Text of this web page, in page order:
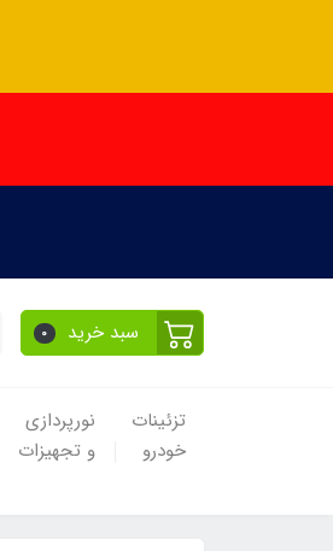
سبد خرید 0
تزئینات
خودرو
نورپردازی
و تجهیزات